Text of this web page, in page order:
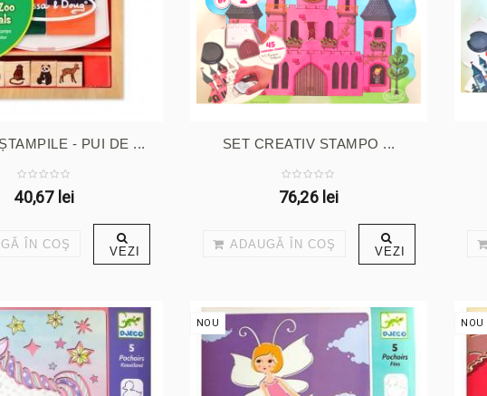
- PUI DE ...
40,67 lei
ÎN COŞ VEZI
SET CREATIV STAMPO ...
76,26 lei
ADAUGĂ ÎN COŞ VEZI
NOU NOU